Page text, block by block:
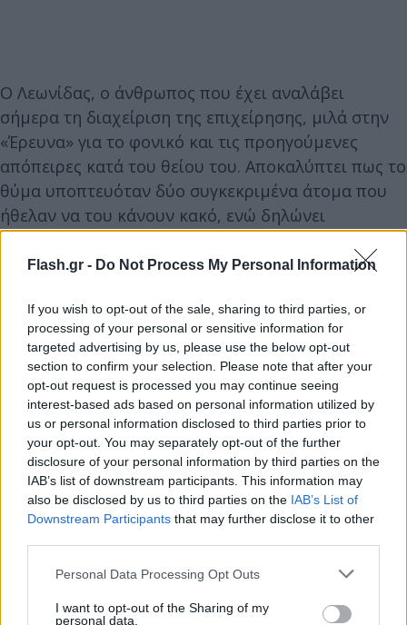
Flash.gr - Do Not Process My Personal Information
If you wish to opt-out of the sale, sharing to third parties, or
processing of your personal or sensitive information for
targeted advertising by us, please use the below opt-out
section to confirm your selection. Please note that after your
opt-out request is processed you may continue seeing
interest-based ads based on personal information utilized by
us or personal information disclosed to third parties prior to
your opt-out. You may separately opt-out of the further
disclosure of your personal information by third parties on the
IAB’s list of downstream participants. This information may
also be disclosed by us to third parties on the IAB’s List of
Downstream Participants that may further disclose it to other
Please note that this website/app uses one or more Google
not limited to your visit or usage behaviour. You may click to
Personal Data Processing Opt Outs
I want to opt-out of the Sharing of my
personal data.
Ο Λεωνίδας, ο άνθρωπος που έχει αναλάβει
σήμερα τη διαχείριση της επιχείρησης, μιλά στην
«Έρευνα» για το φονικό και τις προηγούμενες
απόπειρες κατά του θείου του. Αποκαλύπτει πως το
θύμα υποπτευόταν δύο συγκεκριμένα άτομα που
ήθελαν να του κάνουν κακό, ενώ δηλώνει
πεπεισμένος για την αθωότητα του ξαδέλφου του.
μου το αρνήθηκε. Αν πίστευα ότι το είχε κάνει, δεν
θα ήμουν σήμερα εδώ. Εκείνη την ημέρα δεν ήμουν
εδώ, εάν ήμουν θα σκότωνε και εμένα;», αναφέρει
χαρακτηριστικά στον Παναγιώτη Σουρέλη.
Στο ίδιο μήκος κύματος και η μητέρα του Ντάνι, η
οποία δηλώνει σίγουρη για την αθωότητα του γιου
της: «Ξέρω την αλήθεια, ονειρεύομαι την ώρα που
θα επιστρέψει εδώ και να τον δω να δουλεύει στο
κάμπινγκ».